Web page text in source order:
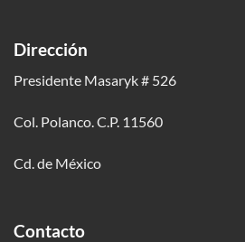
Dirección
Presidente Masaryk # 526
Col. Polanco. C.P. 11560
Cd. de México
Contacto